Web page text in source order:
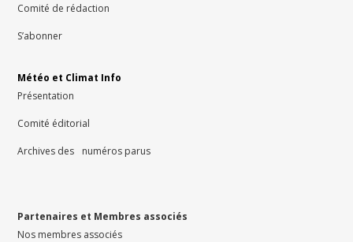
Comité de rédaction
S’abonner
Météo et Climat Info
Présentation
Comité éditorial
Archives des numéros parus
Partenaires et Membres associés
Nos membres associés